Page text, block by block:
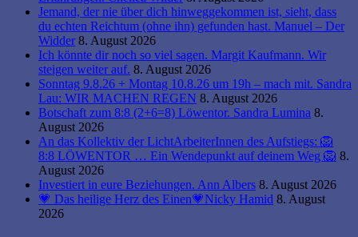
Jemand, der nie über dich hinweggekommen ist, sieht, dass
du echten Reichtum (ohne ihn) gefunden hast. Manuel – Der
Widder 8. August 2026
Ich könnte dir noch so viel sagen. Margit Kaufmann. Wir
steigen weiter auf. 8. August 2026
Sonntag 9.8.26 + Montag 10.8.26 um 19h – mach mit. Sandra
Lau: WIR MACHEN REGEN 8. August 2026
Botschaft zum 8:8 (2+6=8) Löwentor. Sandra Lumina 8.
August 2026
An das Kollektiv der LichtArbeiterInnen des Aufstiegs: 🦁
8:8 LÖWENTOR … Ein Wendepunkt auf deinem Weg 🦁 8.
August 2026
Investiert in eure Beziehungen. Ann Albers 8. August 2026
💗 Das heilige Herz des Einen💗Nicky Hamid 8. August
2026